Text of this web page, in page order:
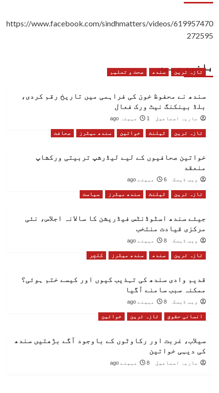
https://www.facebook.com/sindhmatters/videos/619957470
272595
باخبر رہیں
تازہ ترین سندھ صحت و تعلیم
سندھ نے محفوظ خون کی فراہمی میں تاریخ رقم کردی،
بلڈ بینکنگ نیٹ ورک فعال
ماریہ اسماعیل 1 مہینہ ago
تازہ ترین ٹیلنٹ خواتین سندھ میٹرز صحافت
خواتین صحافیوں کے لیے لیڈرشپ تربیتی ورکشاپ
منعقد
ویب ڈیسک 6 مہینے ago
تازہ ترین ٹیلنٹ سندھ میٹرز سیاست
جیئے سندھ اسٹوڈنٹس فیڈریشن کا سالانہ اجلاس، نئی
مرکزی قیادت منتخب
ویب ڈیسک 8 مہینے ago
تازہ ترین سندھ سندھ میٹرز کلچر
قدیم وادی سندھ کی تہذیب کیوں اور کیسے ختم ہوئی؟
ممکنہ سبب سامنے آگیا
ویب ڈیسک 8 مہینے ago
انسانی حقوق تازہ ترین خواتین
سیلاب، غربت اور رکاوٹوں کے باوجود آگے بڑھتیں سندھ
کی دیہی خواتین
ماریہ اسماعیل 8 مہینے ago